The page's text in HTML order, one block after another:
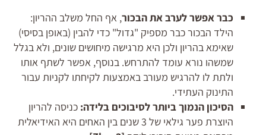
כבר אפשר לערב את הבכור, אף החל משלב ההריון:
הילד הבכור כבר מספיק "גדול" כדי להבין (באופן בסיסי)
שאימא בהריון ולכן היא מרגישה מיחושים שונים, ולא בגלל
שמשהו נורא עומד להתרחש. בנוסף, אפשר לשתף אותו
ולתת לו להרגיש מעורב באמצעות לקיחתו לקניות עבור
התינוק העתידי.
הסיכון הנמוך ביותר לסיבוכים בלידה: כניסה להריון
היוצרת פער גילאי של 3 שנים בין האחים היא האידיאלית